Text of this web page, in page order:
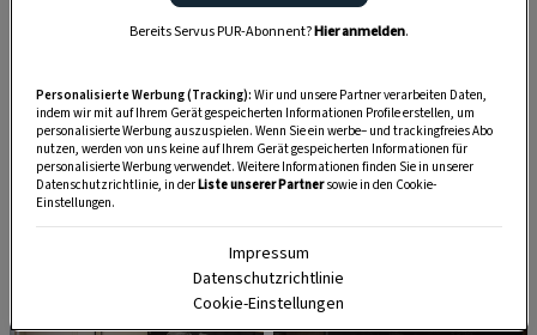
Bereits Servus PUR-Abonnent?Hier anmelden.
Personalisierte Werbung (Tracking): Wir und unsere Partner verarbeiten Daten,
indem wir mit auf Ihrem Gerät gespeicherten Informationen Profile erstellen, um
personalisierte Werbung auszuspielen. Wenn Sie ein werbe– und trackingfreies Abo
nutzen, werden von uns keine auf Ihrem Gerät gespeicherten Informationen für
personalisierte Werbung verwendet. Weitere Informationen finden Sie in unserer
Datenschutzrichtlinie, in derListe unserer Partnersowie in den Cookie-
Einstellungen.
Impressum
Datenschutzrichtlinie
Cookie-Einstellungen